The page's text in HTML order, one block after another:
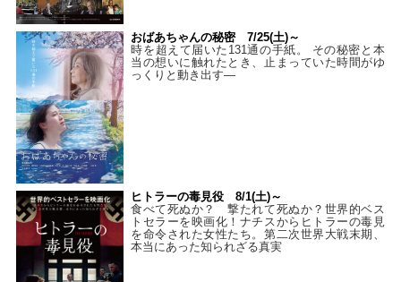
おばあちゃんの秘密 7/25(土)～
時を超えて届いた131通の手紙。 その秘密と本
当の想いに触れたとき、止まっていた時間がゆ
っくりと動き出す―
ヒトラーの毒見役 8/1(土)～
食べて死ぬか？ 撃たれて死ぬか？世界的ベス
トセラーを映画化！ナチスからヒトラーの毒見
を命令された女性たち。第二次世界大戦末期、
本当にあった知られざる真実